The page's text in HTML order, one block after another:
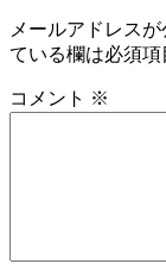
ゲ
シ
メールアドレス
ている欄は必須項
コメント ※